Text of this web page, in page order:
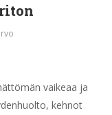
vaikeaa ja
kehnot